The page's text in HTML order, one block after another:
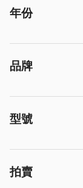
年份
品牌
型號
拍賣